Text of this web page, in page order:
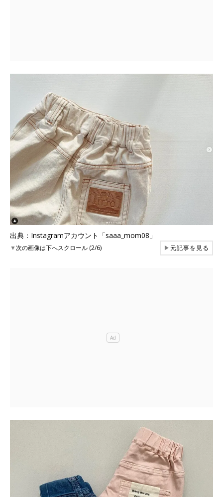
出典：Instagramアカウント「saaa_mom08」
▼次の画像は下へスクロール (2/6) ▶元記事を見る